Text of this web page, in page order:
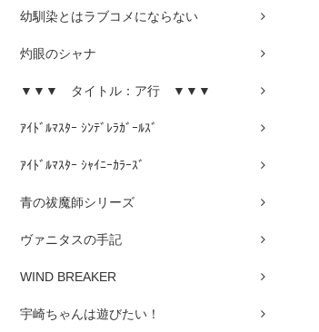
幼馴染とはラブコメにならない
灼眼のシャナ
▼▼▼ タイトル：ア行 ▼▼▼
ｱｲﾄﾞﾙﾏｽﾀｰ ｼﾝﾃﾞﾚﾗｶﾞｰﾙｽﾞ
ｱｲﾄﾞﾙﾏｽﾀｰ ｼｬｲﾆｰｶﾗｰｽﾞ
青の祓魔師シリーズ
ヴァニタスの手記
WIND BREAKER
宇崎ちゃんは遊びたい！